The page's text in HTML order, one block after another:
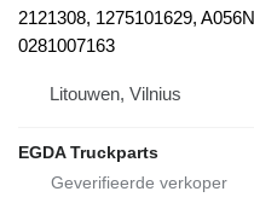
2121308, 1275101629,
0281007163
Litouwen, Vilnius
EGDA Truckparts